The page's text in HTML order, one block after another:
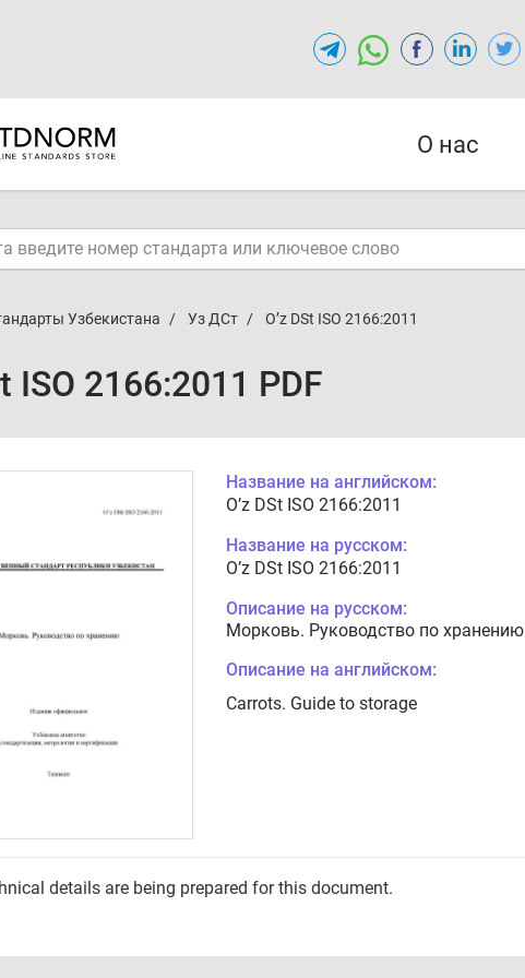
О нас
Узбекистана Уз ДСт O’z DSt ISO 2166:2011
ISO 2166:2011 PDF
Название на английском:
O’z DSt ISO 2166:2011
Название на русском:
O’z DSt ISO 2166:2011
Описание на русском:
Морковь. Руководство по хранению
Описание на английском:
Carrots. Guide to storage
details are being prepared for this document.